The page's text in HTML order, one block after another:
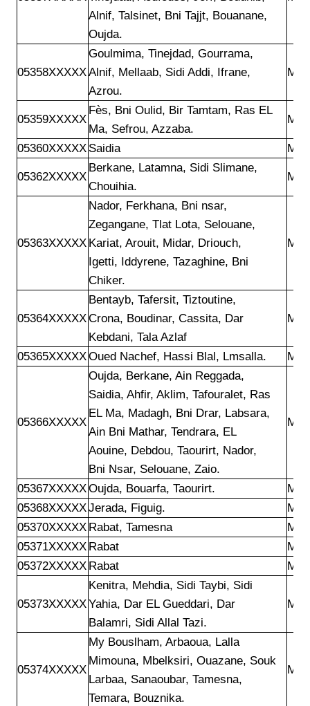
Alnif, Talsinet, Bni Tajjt, Bouanane,
Oujda.
05358XXXXX
Goulmima, Tinejdad, Gourrama,
Alnif, Mellaab, Sidi Addi, Ifrane,
Azrou.
05359XXXXX
Fès, Bni Oulid, Bir Tamtam, Ras EL
Ma, Sefrou, Azzaba.
05360XXXXX Saidia
05362XXXXX
Berkane, Latamna, Sidi Slimane,
Chouihia.
05363XXXXX
Nador, Ferkhana, Bni nsar,
Zegangane, Tlat Lota, Selouane,
Kariat, Arouit, Midar, Driouch,
Igetti, Iddyrene, Tazaghine, Bni
Chiker.
05364XXXXX
Bentayb, Tafersit, Tiztoutine,
Crona, Boudinar, Cassita, Dar
Kebdani, Tala Azlaf
05365XXXXXOued Nachef, Hassi Blal, Lmsalla.
05366XXXXX
Oujda, Berkane, Ain Reggada,
Saidia, Ahfir, Aklim, Tafouralet, Ras
EL Ma, Madagh, Bni Drar, Labsara,
Ain Bni Mathar, Tendrara, EL
Aouine, Debdou, Taourirt, Nador,
Bni Nsar, Selouane, Zaio.
05367XXXXXOujda, Bouarfa, Taourirt.
05368XXXXXJerada, Figuig.
05370XXXXX Rabat, Tamesna
05371XXXXX Rabat
05372XXXXX Rabat
05373XXXXX
Kenitra, Mehdia, Sidi Taybi, Sidi
Yahia, Dar EL Gueddari, Dar
Balamri, Sidi Allal Tazi.
05374XXXXX
My Bouslham, Arbaoua, Lalla
Mimouna, Mbelksiri, Ouazane, Souk
Larbaa, Sanaoubar, Tamesna,
Temara, Bouznika.